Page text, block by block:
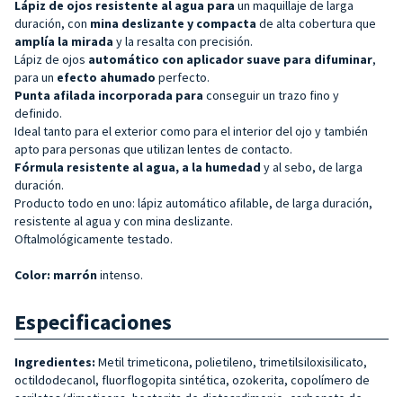
Lápiz de ojos resistente al agua para un maquillaje de larga
duración, con mina deslizante y compacta de alta cobertura que
amplía la mirada y la resalta con precisión.
Lápiz de ojos automático con aplicador suave para difuminar,
para un efecto ahumado perfecto.
Punta afilada incorporada para conseguir un trazo fino y
definido.
Ideal tanto para el exterior como para el interior del ojo y también
apto para personas que utilizan lentes de contacto.
Fórmula resistente al agua, a la humedad y al sebo, de larga
duración.
Producto todo en uno: lápiz automático afilable, de larga duración,
resistente al agua y con mina deslizante.
Oftalmológicamente testado.
Color: marrón intenso.
Especificaciones
Ingredientes: Metil trimeticona, polietileno, trimetilsiloxisilicato,
octildodecanol, fluorflogopita sintética, ozokerita, copolímero de